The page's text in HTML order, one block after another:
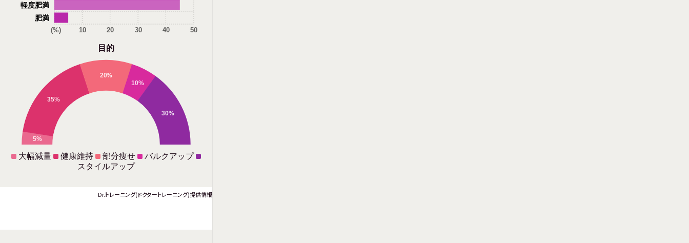
肥満
軽度肥満
(%) 10 20 30 40 50
目的
5%
35%
20%
10%
30%
大幅減量 健康維持 部分痩せ
バルクアップ
スタイルアップ
Dr.トレーニング(ドクタートレーニング)提供情報